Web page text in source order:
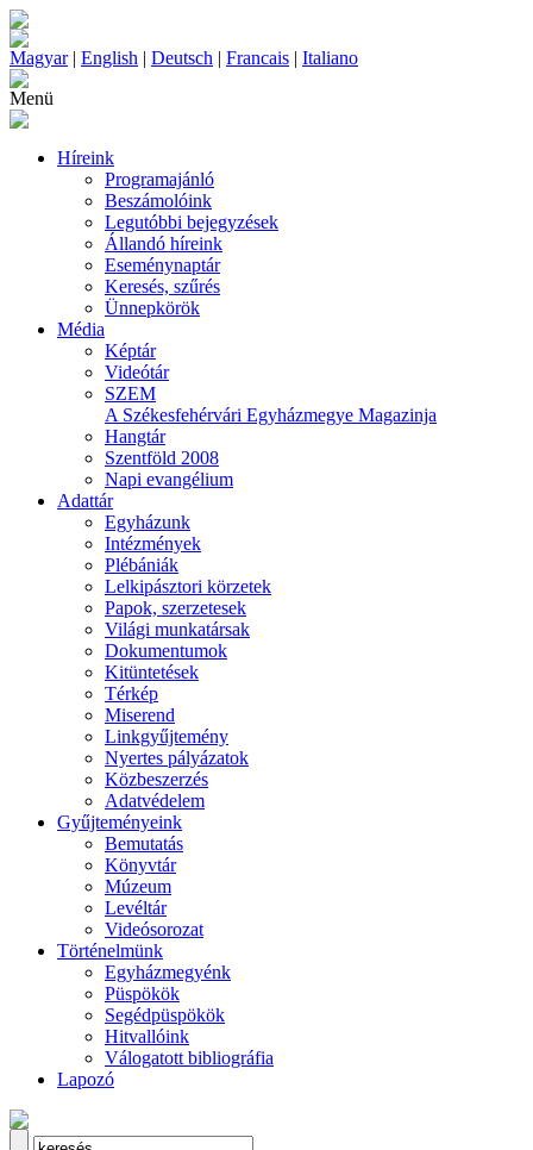
Magyar| English | Deutsch | Francais | Italiano
Menü
Híreink
Programajánló
Beszámolóink
Legutóbbi bejegyzések
Állandó híreink
Eseménynaptár
Keresés, szűrés
Ünnepkörök
Média
Képtár
Videótár
SZEM
A Székesfehérvári Egyházmegye Magazinja
Hangtár
Szentföld 2008
Napi evangélium
Adattár
Egyházunk
Intézmények
Plébániák
Lelkipásztori körzetek
Papok, szerzetesek
Világi munkatársak
Dokumentumok
Kitüntetések
Térkép
Miserend
Linkgyűjtemény
Nyertes pályázatok
Közbeszerzés
Adatvédelem
Gyűjteményeink
Bemutatás
Könyvtár
Múzeum
Levéltár
Videósorozat
Történelmünk
Egyházmegyénk
Püspökök
Segédpüspökök
Hitvallóink
Válogatott bibliográfia
Lapozó